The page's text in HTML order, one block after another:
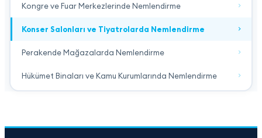
Kongre ve Fuar Merkezlerinde Nemlendirme
Konser Salonları ve Tiyatrolarda Nemlendirme
Perakende Mağazalarda Nemlendirme
Hükümet Binaları ve Kamu Kurumlarında Nemlendirme